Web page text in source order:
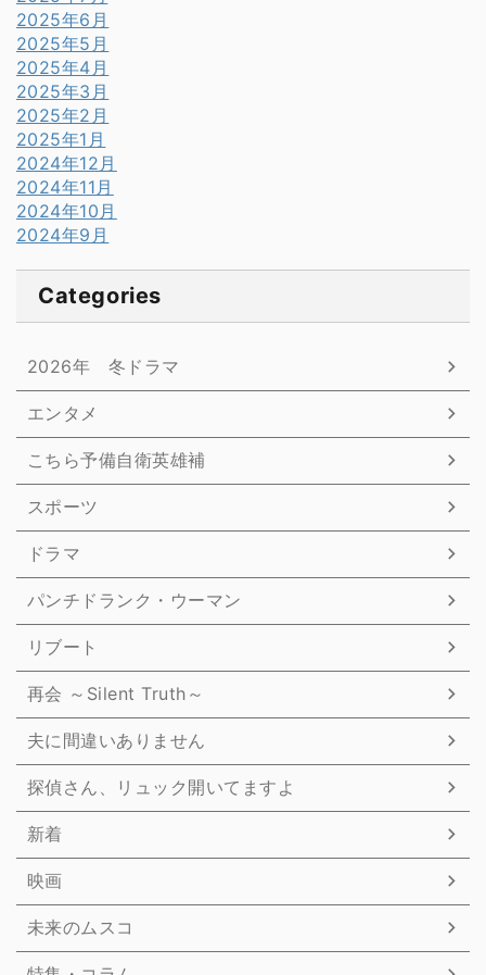
2025年6月
2025年5月
2025年4月
2025年3月
2025年2月
2025年1月
2024年12月
2024年11月
2024年10月
2024年9月
Categories
2026年 冬ドラマ
エンタメ
こちら予備自衛英雄補
スポーツ
ドラマ
パンチドランク・ウーマン
リブート
再会 ～Silent Truth～
夫に間違いありません
探偵さん、リュック開いてますよ
新着
映画
未来のムスコ